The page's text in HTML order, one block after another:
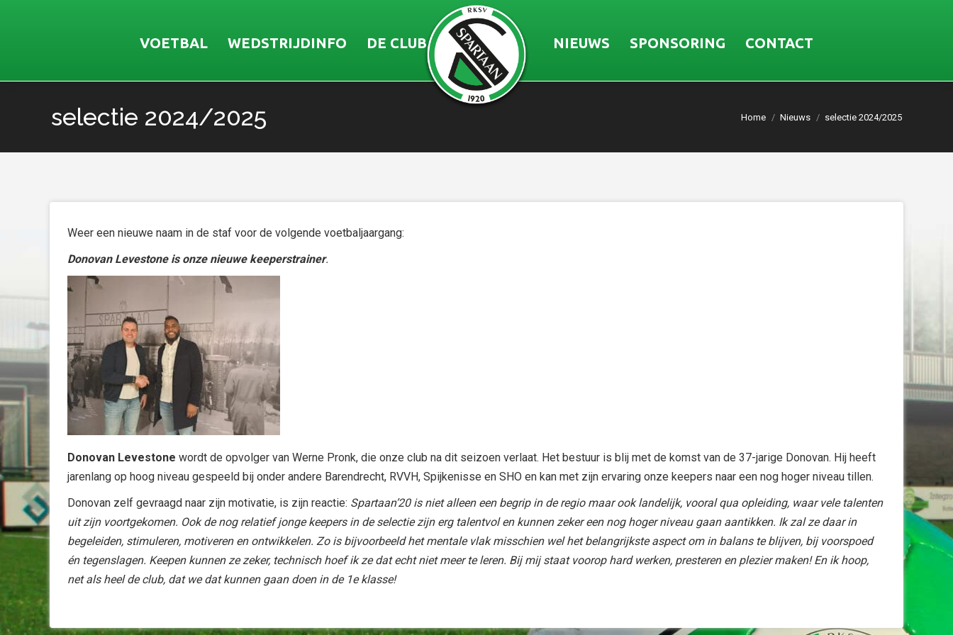
VOETBAL WEDSTRIJDINFO DE CLUB NIEUWS SPONSORING CONTACT
selectie 2024/2025
Je bent hier: Home Nieuws selectie 2024/2025
Weer een nieuwe naam in de staf voor de volgende voetbaljaargang:
Donovan Levestone is onze nieuwe keeperstrainer.
Donovan Levestone wordt de opvolger van Werne Pronk, die onze club na dit seizoen verlaat. Het bestuur is blij met de komst van de 37-jarige Donovan. Hij heeft
jarenlang op hoog niveau gespeeld bij onder andere Barendrecht, RVVH, Spijkenisse en SHO en kan met zijn ervaring onze keepers naar een nog hoger niveau tillen.
Donovan zelf gevraagd naar zijn motivatie, is zijn reactie: Spartaan’20 is niet alleen een begrip in de regio maar ook landelijk, vooral qua opleiding, waar vele talenten
uit zijn voortgekomen. Ook de nog relatief jonge keepers in de selectie zijn erg talentvol en kunnen zeker een nog hoger niveau gaan aantikken. Ik zal ze daar in
begeleiden, stimuleren, motiveren en ontwikkelen. Zo is bijvoorbeeld het mentale vlak misschien wel het belangrijkste aspect om in balans te blijven, bij voorspoed
én tegenslagen. Keepen kunnen ze zeker, technisch hoef ik ze dat echt niet meer te leren. Bij mij staat voorop hard werken, presteren en plezier maken! En ik hoop,
net als heel de club, dat we dat kunnen gaan doen in de 1e klasse!